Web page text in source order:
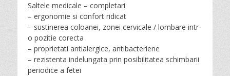
Saltele medicale – completari
– ergonomie si confort ridicat
– sustinerea coloanei, zonei cervicale / lombare intr-
o pozitie corecta
– proprietati antialergice, antibacteriene
– rezistenta indelungata prin posibilitatea schimbarii
periodice a fetei